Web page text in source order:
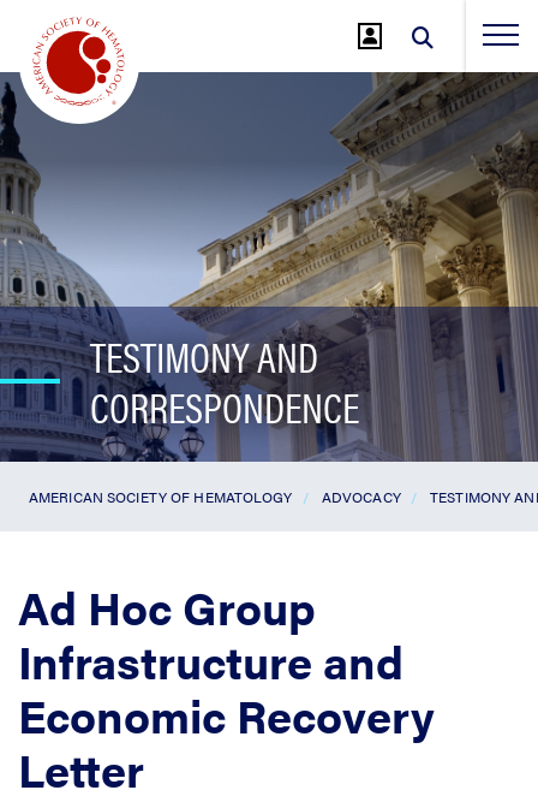
Main
Content
TESTIMONY AND
CORRESPONDENCE
AMERICAN SOCIETY OF HEMATOLOGY ADVOCACY TESTIMONY
Ad Hoc Group
Infrastructure and
Economic Recovery
Letter